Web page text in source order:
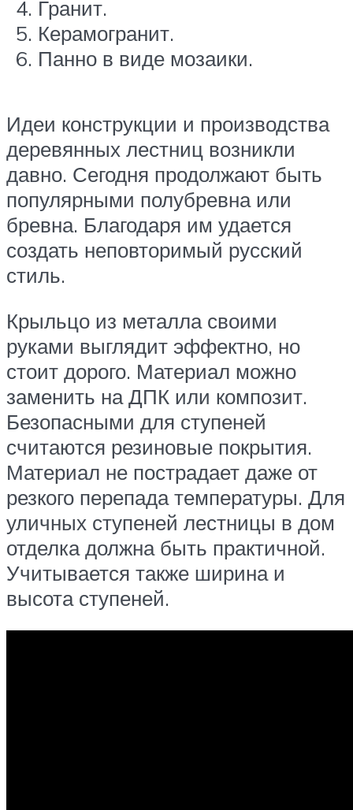
Гранит.
Керамогранит.
Панно в виде мозаики.
Идеи конструкции и производства
деревянных лестниц возникли
давно. Сегодня продолжают быть
популярными полубревна или
бревна. Благодаря им удается
создать неповторимый русский
стиль.
Крыльцо из металла своими
руками выглядит эффектно, но
стоит дорого. Материал можно
заменить на ДПК или композит.
Безопасными для ступеней
считаются резиновые покрытия.
Материал не пострадает даже от
резкого перепада температуры. Для
уличных ступеней лестницы в дом
отделка должна быть практичной.
Учитывается также ширина и
высота ступеней.